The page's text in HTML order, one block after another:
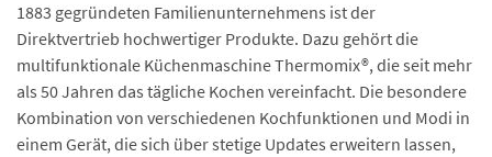
1883 gegründeten Familienunternehmens ist der
Direktvertrieb hochwertiger Produkte. Dazu gehört die
multifunktionale Küchenmaschine Thermomix®, die seit mehr
als 50 Jahren das tägliche Kochen vereinfacht. Die besondere
Kombination von verschiedenen Kochfunktionen und Modi in
einem Gerät, die sich über stetige Updates erweitern lassen,